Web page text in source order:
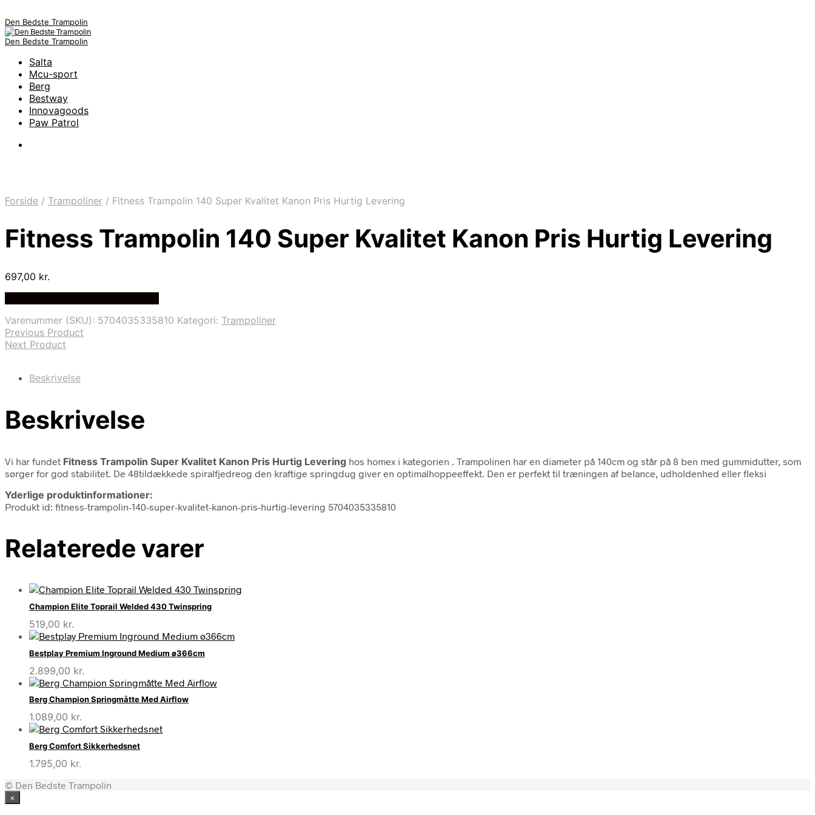
Den Bedste Trampolin
Den Bedste Trampolin
Salta
Mcu-sport
Berg
Bestway
Innovagoods
Paw Patrol
Forside / Trampoliner / Fitness Trampolin 140 Super Kvalitet Kanon Pris Hurtig Levering
Fitness Trampolin 140 Super Kvalitet Kanon Pris Hurtig Levering
697,00 kr.
Varenummer (SKU): 5704035335810 Kategori: Trampoliner
Previous Product
Next Product
Beskrivelse
Beskrivelse
Vi har fundet Fitness Trampolin Super Kvalitet Kanon Pris Hurtig Levering hos homex i kategorien
. Trampolinen har en diameter på 140cm og står på 8 ben med gummidutter, som
sørger for god stabilitet. De 48tildækkede spiralfjedreog den kraftige springdug giver en optimalhoppeeffekt. Den er perfekt til træningen af belance, udholdenhed eller fleksi
Yderlige produktinformationer:
Produkt id: fitness-trampolin-140-super-kvalitet-kanon-pris-hurtig-levering 5704035335810
Relaterede varer
Champion Elite Toprail Welded 430 Twinspring
519,00 kr.
Bestplay Premium Inground Medium ø366cm
2.899,00 kr.
Berg Champion Springmåtte Med Airflow
1.089,00 kr.
Berg Comfort Sikkerhedsnet
1.795,00 kr.
© Den Bedste Trampolin
×